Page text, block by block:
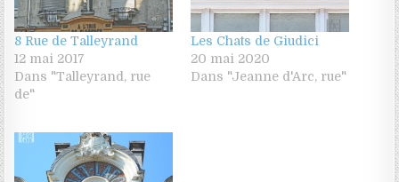
8 Rue de Talleyrand
12 mai 2017
Dans "Talleyrand, rue
de"
Les Chats de Giudici
20 mai 2020
Dans "Jeanne d'Arc, rue"